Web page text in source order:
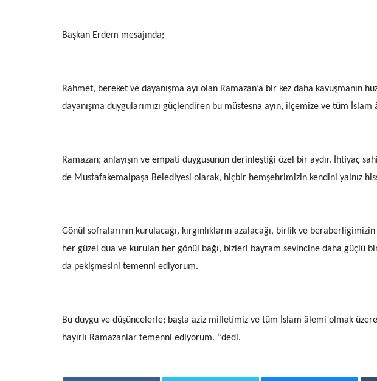
Başkan Erdem mesajında;
Rahmet, bereket ve dayanışma ayı olan Ramazan’a bir kez daha
dayanışma duygularımızı güçlendiren bu müstesna ayın, ilçemize ve tüm
Ramazan; anlayışın ve empati duygusunun derinleştiği özel bir aydır. İhtiyaç
de Mustafakemalpaşa Belediyesi olarak, hiçbir hemşehrimizin kendini yalnız
Gönül sofralarının kurulacağı, kırgınlıkların azalacağı, birlik ve
her güzel dua ve kurulan her gönül bağı, bizleri bayram sevincine daha güçlü
da pekişmesini temenni ediyorum.
Bu duygu ve düşüncelerle; başta aziz milletimiz ve tüm İslam âlemi olmak
hayırlı Ramazanlar temenni ediyorum. ‘’dedi.